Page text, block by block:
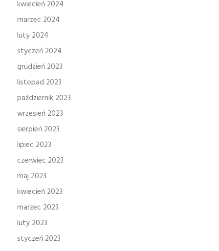
kwiecień 2024
marzec 2024
luty 2024
styczeń 2024
grudzień 2023
listopad 2023
październik 2023
wrzesień 2023
sierpień 2023
lipiec 2023
czerwiec 2023
maj 2023
kwiecień 2023
marzec 2023
luty 2023
styczeń 2023